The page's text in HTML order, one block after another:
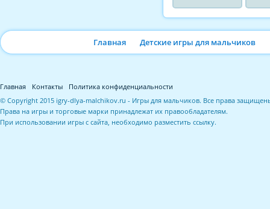
Главная Детские игры для мальчиков
Главная Контакты
Политика конфиденциальности
© Copyright 2015 igry-dlya-malchikov.ru - Игры для мальчиков. Все права
Права на игры и торговые марки принадлежат их правообладателям.
При использовании игры с сайта, необходимо разместить ссылку.